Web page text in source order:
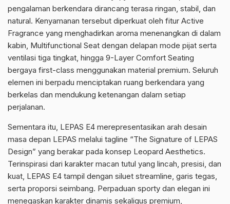
pengalaman berkendara dirancang terasa ringan, stabil, dan
natural. Kenyamanan tersebut diperkuat oleh fitur Active
Fragrance yang menghadirkan aroma menenangkan di dalam
kabin, Multifunctional Seat dengan delapan mode pijat serta
ventilasi tiga tingkat, hingga 9-Layer Comfort Seating
bergaya first-class menggunakan material premium. Seluruh
elemen ini berpadu menciptakan ruang berkendara yang
berkelas dan mendukung ketenangan dalam setiap
perjalanan.
Sementara itu, LEPAS E4 merepresentasikan arah desain
masa depan LEPAS melalui tagline “The Signature of LEPAS
Design” yang berakar pada konsep Leopard Aesthetics.
Terinspirasi dari karakter macan tutul yang lincah, presisi, dan
kuat, LEPAS E4 tampil dengan siluet streamline, garis tegas,
serta proporsi seimbang. Perpaduan sporty dan elegan ini
menegaskan karakter dinamis sekaligus premium,